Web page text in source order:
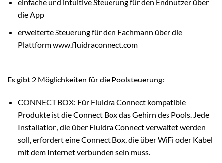
einfache und intuitive Steuerung für den Endnutzer über
die App
erweiterte Steuerung für den Fachmann über die
Plattform www.fluidraconnect.com
Es gibt 2 Möglichkeiten für die Poolsteuerung:
CONNECT BOX: Für Fluidra Connect kompatible
Produkte ist die Connect Box das Gehirn des Pools. Jede
Installation, die über Fluidra Connect verwaltet werden
soll, erfordert eine Connect Box, die über WiFi oder Kabel
mit dem Internet verbunden sein muss.